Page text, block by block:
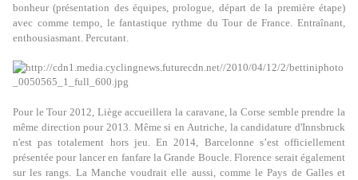
bonheur (présentation des équipes, prologue, départ de la première étape)
avec comme tempo, le fantastique rythme du Tour de France. Entraînant,
enthousiasmant. Percutant.
Pour le Tour 2012, Liège accueillera la caravane, la Corse semble prendre la
même direction pour 2013. Même si en Autriche, la candidature d'Innsbruck
n'est pas totalement hors jeu. En 2014, Barcelonne s’est officiellement
présentée pour lancer en fanfare la Grande Boucle. Florence serait également
sur les rangs. La Manche voudrait elle aussi, comme le Pays de Galles et